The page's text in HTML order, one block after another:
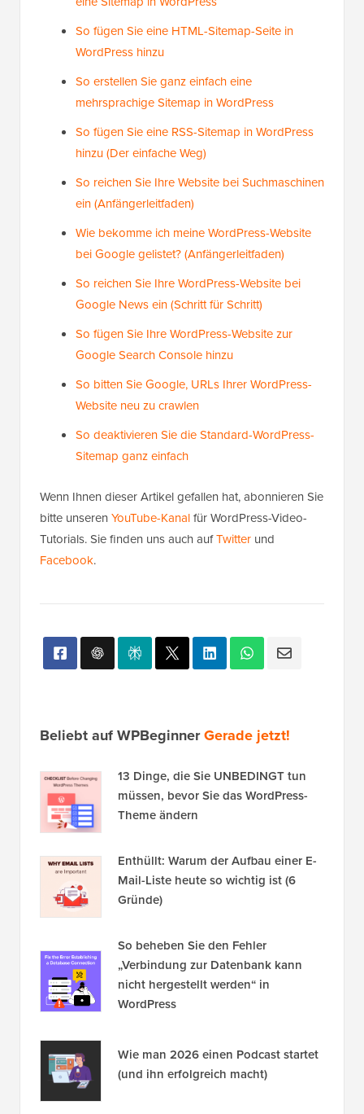
So fügen Sie eine HTML-Sitemap-Seite in
WordPress hinzu
So erstellen Sie ganz einfach eine
mehrsprachige Sitemap in WordPress
So fügen Sie eine RSS-Sitemap in WordPress
hinzu (Der einfache Weg)
So reichen Sie Ihre Website bei Suchmaschinen
ein (Anfängerleitfaden)
Wie bekomme ich meine WordPress-Website
bei Google gelistet? (Anfängerleitfaden)
So reichen Sie Ihre WordPress-Website bei
Google News ein (Schritt für Schritt)
So fügen Sie Ihre WordPress-Website zur
Google Search Console hinzu
So bitten Sie Google, URLs Ihrer WordPress-
Website neu zu crawlen
So deaktivieren Sie die Standard-WordPress-
Sitemap ganz einfach
Wenn Ihnen dieser Artikel gefallen hat, abonnieren Sie
bitte unseren YouTube-Kanalfür WordPress-Video-
Tutorials. Sie finden uns auch aufTwitter und
Facebook.
Beliebt auf WPBeginnerGerade jetzt!
13 Dinge, die Sie UNBEDINGT tun
müssen, bevor Sie das WordPress-
Theme ändern
Enthüllt: Warum der Aufbau einer E-
Mail-Liste heute so wichtig ist (6
Gründe)
So beheben Sie den Fehler
„Verbindung zur Datenbank kann
nicht hergestellt werden“ in
WordPress
Wie man 2026 einen Podcast startet
(und ihn erfolgreich macht)